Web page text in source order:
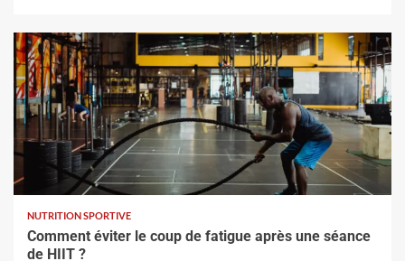
NUTRITION SPORTIVE
Comment éviter le coup de fatigue après une séance
de HIIT ?